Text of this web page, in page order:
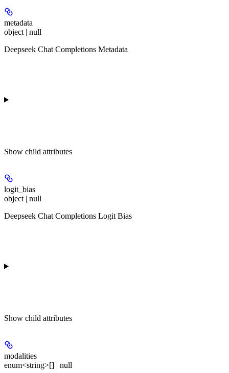
metadata
object | null
Deepseek Chat Completions Metadata
Show child attributes
logit_bias
object | null
Deepseek Chat Completions Logit Bias
Show child attributes
modalities
enum<string>[] | null